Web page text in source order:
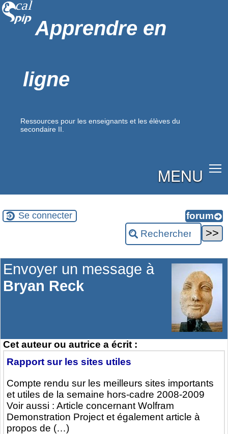
Apprendre en
ligne
Ressources pour les enseignants et les élèves du
secondaire II.
MENU
Se connecter
Envoyer un message à
Bryan Reck
Cet auteur ou autrice a écrit :
Rapport sur les sites utiles
Compte rendu sur les meilleurs sites importants
et utiles de la semaine hors-cadre 2008-2009
Voir aussi : Article concernant Wolfram
Demonstration Project et également article à
propos de (…)